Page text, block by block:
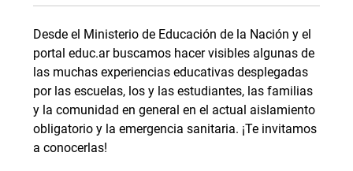
Desde el Ministerio de Educación de la Nación y el
portal educ.ar buscamos hacer visibles algunas de
las muchas experiencias educativas desplegadas
por las escuelas, los y las estudiantes, las familias
y la comunidad en general en el actual aislamiento
obligatorio y la emergencia sanitaria. ¡Te invitamos
a conocerlas!